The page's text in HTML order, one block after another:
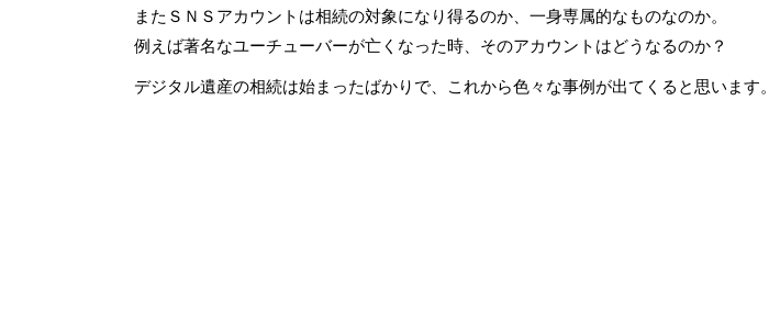
またＳＮＳアカウントは相続の対象になり得るのか、一身専属的なものなのか。
例えば著名なユーチューバーが亡くなった時、そのアカウントはどうなるのか？
デジタル遺産の相続は始まったばかりで、これから色々な事例が出てくると思います。